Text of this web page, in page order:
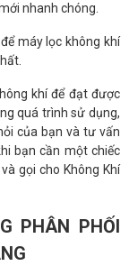
nhanh chóng.
máy lọc không khí
khí để đạt được
quá trình sử dụng,
của bạn và tư vấn
bạn cần một chiếc
gọi cho Không Khí
PHÂN PHỐI